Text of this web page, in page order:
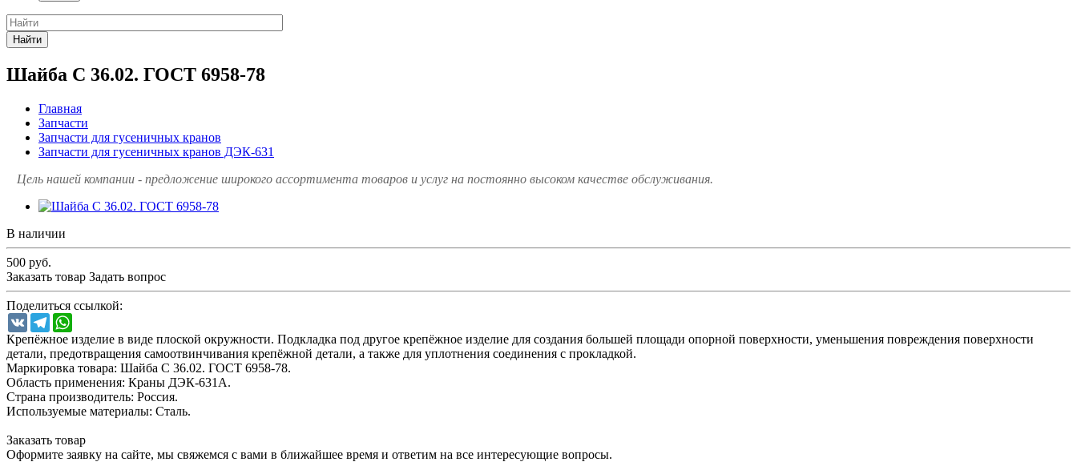
Найти
Шайба C 36.02. ГОСТ 6958-78
Главная
Запчасти
Запчасти для гусеничных кранов
Запчасти для гусеничных кранов ДЭК-631
Цель нашей компании - предложение широкого ассортимента товаров и услуг на постоянно высоком качестве обслуживания.
В наличии
500 руб.
Заказать товар Задать вопрос
Поделиться ссылкой:
VK Telegram
Крепёжное изделие в виде плоской окружности. Подкладка под другое крепёжное изделие для создания большей площади опорной поверхности, уменьшения повреждения поверхности
детали, предотвращения самоотвинчивания крепёжной детали, а также для уплотнения соединения с прокладкой.
Маркировка товара: Шайба C 36.02. ГОСТ 6958-78.
Область применения: Краны ДЭК-631А.
Страна производитель: Россия.
Используемые материалы: Сталь.
Заказать товар
Оформите заявку на сайте, мы свяжемся с вами в ближайшее время и ответим на все интересующие вопросы.